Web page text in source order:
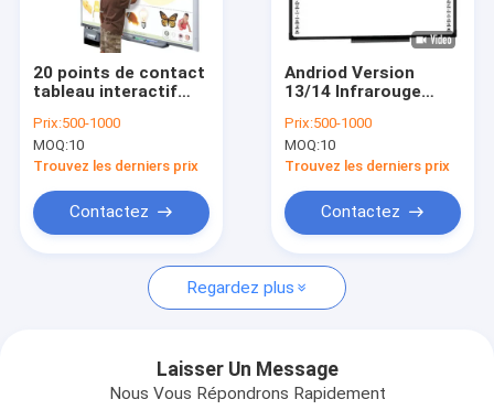
VR Show
A propos de nous
Contrôle de la qualité
Contact
Tous les cas
Parlez Maintenant.
20 points de contact
tableau interactif
heures de travail
Survie de la zone de
projection Selon la
Prix:500-1000
MOQ:10
Trouvez les derniers prix
Contactez
Andriod Version
13/14 Infrarouge
type de tableau
interactif Optionnel
Intellectuel Entrepôt
Prix:500-1000
MOQ:10
Trouvez les derniers prix
Contactez
Regardez plus
Laisser Un Message
Nous Vous Répondrons Rapidement